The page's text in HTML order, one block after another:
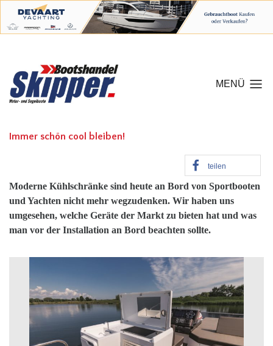
MENÜ
Immer schön cool bleiben!
teilen
Moderne Kühlschränke sind heute an Bord von Sportbooten
und Yachten nicht mehr wegzudenken. Wir haben uns
umgesehen, welche Geräte der Markt zu bieten hat und was
man vor der Installation an Bord beachten sollte.